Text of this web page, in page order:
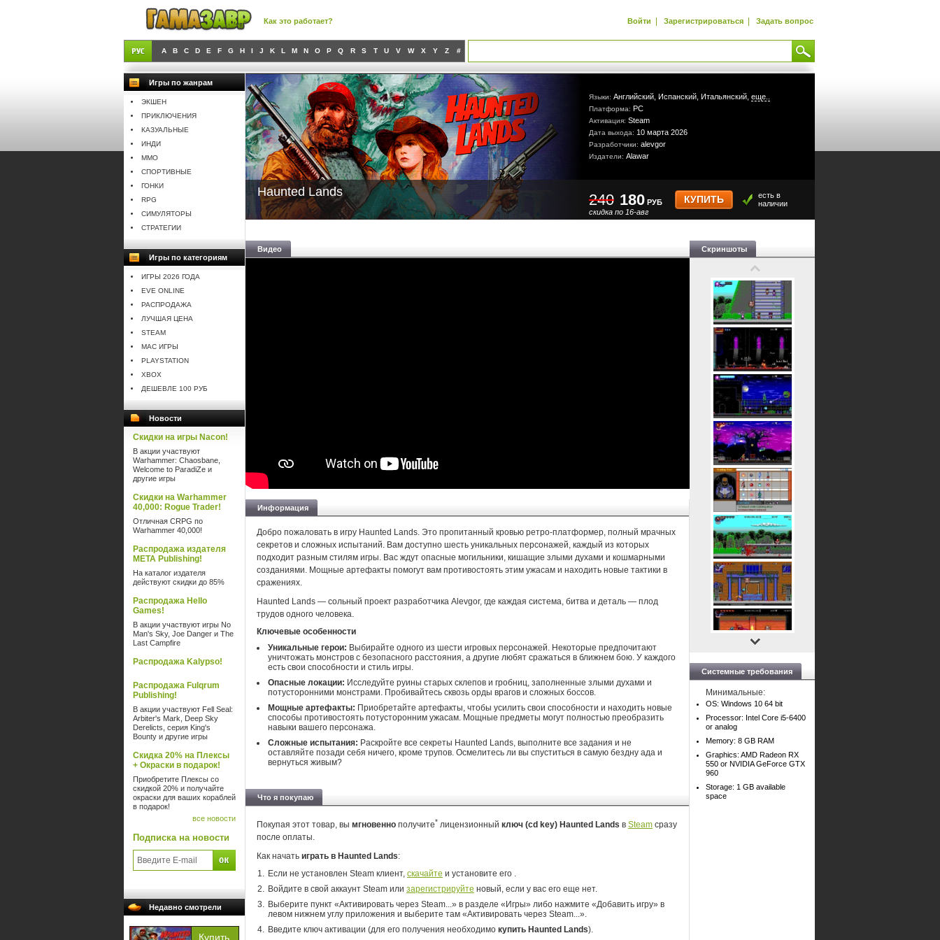
Как это работает? Войти | Зарегистрироваться | Задать вопрос
A B C D E F G H I J K L M N O P Q R S T U V W X Y Z #
Игры по жанрам
ЭКШЕН
ПРИКЛЮЧЕНИЯ
КАЗУАЛЬНЫЕ
ИНДИ
MMO
СПОРТИВНЫЕ
ГОНКИ
RPG
СИМУЛЯТОРЫ
СТРАТЕГИИ
Игры по категориям
ИГРЫ 2026 ГОДА
EVE ONLINE
РАСПРОДАЖА
ЛУЧШАЯ ЦЕНА
STEAM
MAC ИГРЫ
PLAYSTATION
XBOX
ДЕШЕВЛЕ 100 РУБ
Новости
Скидки на игры Nacon!
В акции участвуют
Warhammer: Chaosbane,
Welcome to ParadiZe и
другие игры
Скидки на Warhammer
40,000: Rogue Trader!
Отличная CRPG по
Warhammer 40,000!
Распродажа издателя
META Publishing!
На каталог издателя
действуют скидки до 85%
Распродажа Hello
Games!
В акции участвуют игры No
Man's Sky, Joe Danger и The
Last Campfire
Распродажа Kalypso!
Распродажа Fulqrum
Publishing!
В акции участвуют Fell Seal:
Arbiter's Mark, Deep Sky
Derelicts, серия King's
Bounty и другие игры
Скидка 20% на Плексы
+ Окраски в подарок!
Приобретите Плексы со
скидкой 20% и получайте
окраски для ваших кораблей
в подарок!
все новости
Подписка на новости
Недавно смотрели
Языки: Английский, Испанский, Итальянский, еще..
Платформа: PC
Активация: Steam
Дата выхода: 10 марта 2026
Разработчики: alevgor
Издатели: Alawar
Haunted Lands 240
скидка по 16-авг
180 РУБ КУПИТЬ
есть в
наличии
Видео
Информация
Добро пожаловать в игру Haunted Lands. Это пропитанный кровью ретро-платформер, полный мрачных
секретов и сложных испытаний. Вам доступно шесть уникальных персонажей, каждый из которых
подходит разным стилям игры. Вас ждут опасные могильники, кишащие злыми духами и кошмарными
созданиями. Мощные артефакты помогут вам противостоять этим ужасам и находить новые тактики в
сражениях.
Haunted Lands — сольный проект разработчика Alevgor, где каждая система, битва и деталь — плод
трудов одного человека.
Ключевые особенности
Уникальные герои: Выбирайте одного из шести игровых персонажей. Некоторые предпочитают
уничтожать монстров с безопасного расстояния, а другие любят сражаться в ближнем бою. У каждого
есть свои способности и стиль игры.
Опасные локации: Исследуйте руины старых склепов и гробниц, заполненные злыми духами и
потусторонними монстрами. Пробивайтесь сквозь орды врагов и сложных боссов.
Мощные артефакты: Приобретайте артефакты, чтобы усилить свои способности и находить новые
способы противостоять потусторонним ужасам. Мощные предметы могут полностью преобразить
навыки вашего персонажа.
Сложные испытания: Раскройте все секреты Haunted Lands, выполните все задания и не
оставляйте позади себя ничего, кроме трупов. Осмелитесь ли вы спуститься в самую бездну ада и
вернуться живым?
Что я покупаю
Покупая этот товар, вы мгновенно получите* лицензионный ключ (cd key) Haunted Lands в Steam сразу
после оплаты.
Как начать играть в Haunted Lands:
Если не установлен Steam клиент, скачайте и установите его .
Войдите в свой аккаунт Steam или зарегистрируйте новый, если у вас его еще нет.
Выберите пункт «Активировать через Steam...» в разделе «Игры» либо нажмите «Добавить игру» в
левом нижнем углу приложения и выберите там «Активировать через Steam...».
Введите ключ активации (для его получения необходимо купить Haunted Lands).
Скриншоты
Системные требования
Минимальные:
OS: Windows 10 64 bit
Processor: Intel Core i5-6400
or analog
Memory: 8 GB RAM
Graphics: AMD Radeon RX
550 or NVIDIA GeForce GTX
960
Storage: 1 GB available
space